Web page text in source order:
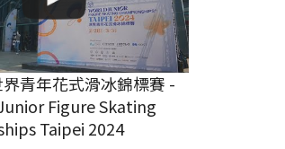
界青年花式滑冰錦標賽 -
Figure Skating
Taipei 2024